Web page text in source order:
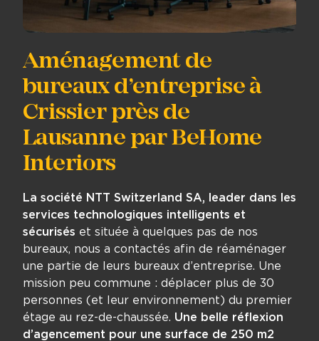
Aménagement de
bureaux d’entreprise à
Crissier près de
Lausanne par BeHome
Interiors
La société NTT Switzerland SA, leader dans les
services technologiques intelligents et
sécurisés et située à quelques pas de nos
bureaux, nous a contactés afin de réaménager
une partie de leurs bureaux d’entreprise. Une
mission peu commune : déplacer plus de 30
personnes (et leur environnement) du premier
étage au rez-de-chaussée. Une belle réflexion
d’agencement pour une surface de 250 m2